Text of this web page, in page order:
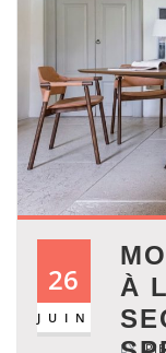
26
JUIN
À
BY